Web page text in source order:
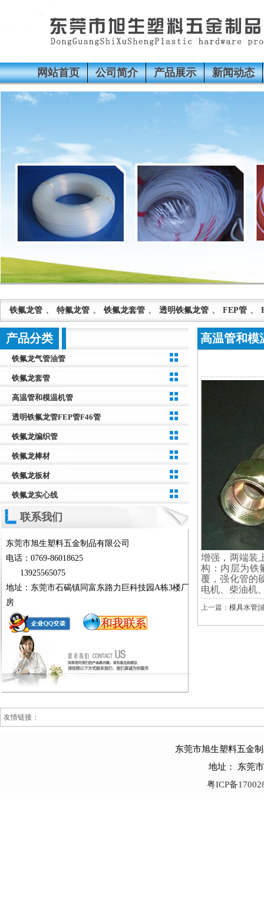
网站首页 公司简介 产品展示 新闻动态
铁氟龙管 、 特氟龙管 、 铁氟龙套管 、 透明铁氟龙管 、 FEP管 、
产品分类
铁氟龙气管油管
铁氟龙套管
高温管和模温机管
透明铁氟龙管FEP管F46管
铁氟龙编织管
铁氟龙棒材
铁氟龙板材
铁氟龙实心线
联系我们
东莞市旭生塑料五金制品有限公司
电话：0769-86018625
13925565075
地址：东莞市石碣镇同富东路力巨科技园A栋3楼厂
房
高温管和模
增强，两端装
构：内层为铁
覆，强化管的
电机、柴油机
上一篇： 模具水管|
友情链接：
东莞市旭生塑料五金
地址： 东莞
粤ICP备